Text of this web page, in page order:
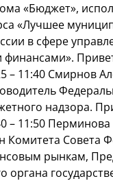
«Бюджет»,
«Лучшее
в сфере
– 11:40 Смирнов
надзора.
– 11:50 Перминова
Комитета Совета
рынкам,
органа